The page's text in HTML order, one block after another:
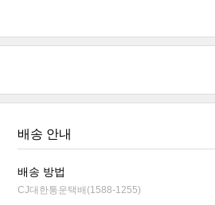
배송 안내
배송 방법
CJ대한통운택배(1588-1255)